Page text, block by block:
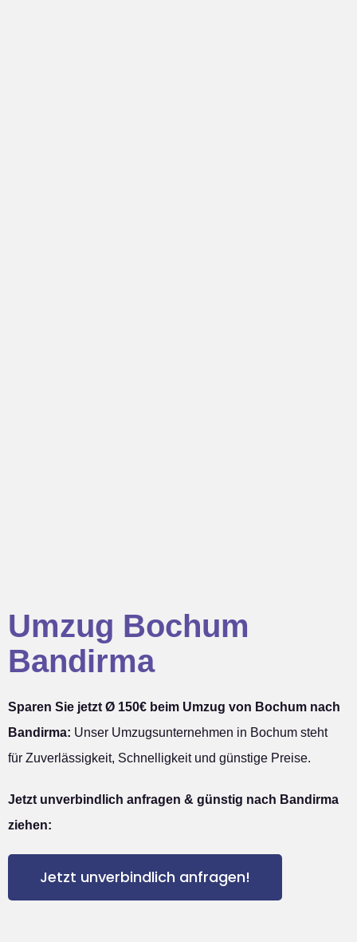
Umzug Bochum
Bandirma
Sparen Sie jetzt Ø 150€ beim Umzug von Bochum nach
Bandirma: Unser Umzugsunternehmen in Bochum steht
für Zuverlässigkeit, Schnelligkeit und günstige Preise.
Jetzt unverbindlich anfragen & günstig nach Bandirma
ziehen:
Jetzt unverbindlich anfragen!